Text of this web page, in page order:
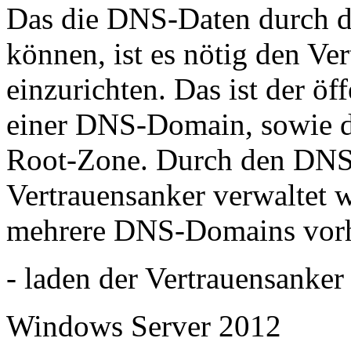
Das die DNS-Daten durch
können, ist es nötig den
einzurichten. Das ist der
einer DNS-Domain, sowie
Root-Zone. Durch den
Vertrauensanker verwaltet
mehrere DNS-Domains
- laden der
Windows Server 2012